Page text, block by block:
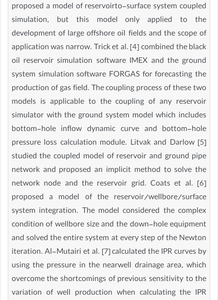
proposed a model of reservoirto-surface system coupled
simulation, but this model only applied to the
development of large offshore oil fields and the scope of
application was narrow. Trick et al. [4] combined the black
oil reservoir simulation software IMEX and the ground
system simulation software FORGAS for forecasting the
production of gas field. The coupling process of these two
models is applicable to the coupling of any reservoir
simulator with the ground system model which includes
bottom-hole inflow dynamic curve and bottom-hole
pressure loss calculation module. Litvak and Darlow [5]
studied the coupled model of reservoir and ground pipe
network and proposed an implicit method to solve the
network node and the reservoir grid. Coats et al. [6]
proposed a model of the reservoir/wellbore/surface
system integration. The model considered the complex
condition of wellbore size and the down-hole equipment
and solved the entire system at every step of the Newton
iteration. Al-Mutairi et al. [7] calculated the IPR curves by
using the pressure in the nearwell drainage area, which
overcome the shortcomings of previous sensitivity to the
variation of well production when calculating the IPR